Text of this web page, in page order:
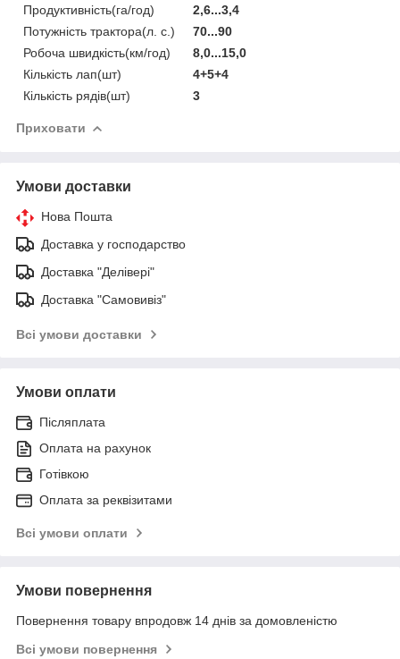
Продуктивність(га/год)
2,6...3,4
Потужність трактора(л. с.)
70...90
Робоча швидкість(км/год)
8,0...15,0
Кількість лап(шт)
4+5+4
Кількість рядів(шт)
3
Приховати
Умови доставки
Нова Пошта
Доставка у господарство
Доставка "Делівері"
Доставка "Самовивіз"
Всі умови доставки
Умови оплати
Післяплата
Оплата на рахунок
Готівкою
Оплата за реквізитами
Всі умови оплати
Умови повернення
Повернення товару впродовж 14 днів за домовленістю
Всі умови повернення